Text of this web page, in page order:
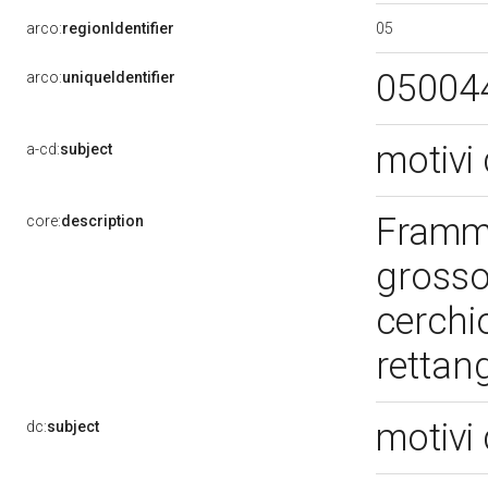
arco:regionIdentifier 05
arco:uniqueIdentifier
a-cd:subject motivi
core:description
dc:subject motivi